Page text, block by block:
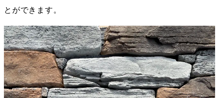
とができます。